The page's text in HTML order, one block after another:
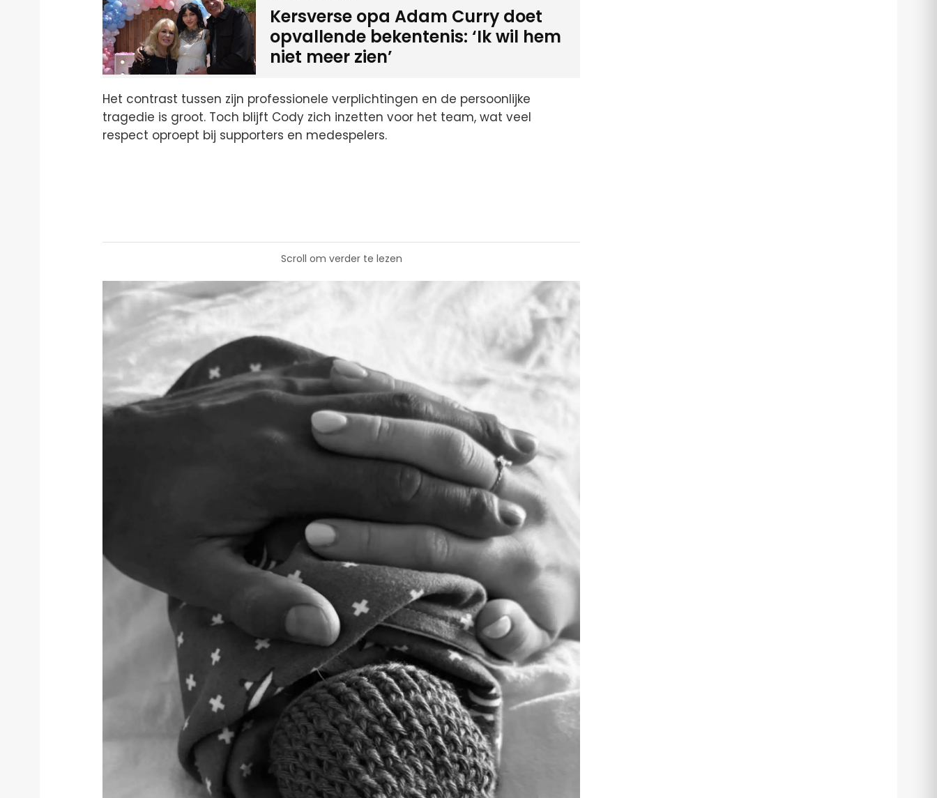
Kersverse opa Adam Curry doet
opvallende bekentenis: ‘Ik wil hem
niet meer zien’
Het contrast tussen zijn professionele verplichtingen en de persoonlijke
tragedie is groot. Toch blijft Cody zich inzetten voor het team, wat veel
respect oproept bij supporters en medespelers.
Scroll om verder te lezen